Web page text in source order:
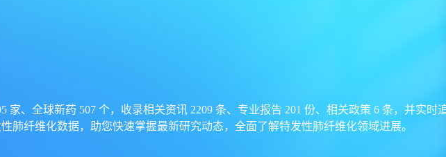
10亿爆款：创新药商业化的选择、组织与执行
政策
交易并购
人事变动
行业分析
审批动态
、全球新药 507 个，收录相关资讯 2209 条、专业报告 201 份、相关政策 6 条，并实时
纤维化数据，助您快速掌握最新研究动态，全面了解特发性肺纤维化领域进展。